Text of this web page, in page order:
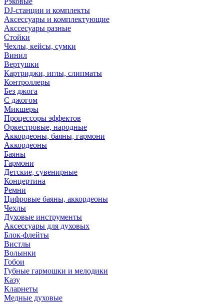
DJ-станции и комплекты
Аксессуары и комплектующие
Акссесуары разные
Стойки
Чехлы, кейсы, сумки
Винил
Вертушки
Картриджи, иглы, слипматы
Контроллеры
Без джога
С джогом
Микшеры
Процессоры эффектов
Оркестровые, народные
Аккордеоны, баяны, гармони
Аккордеоны
Баяны
Гармони
Детские, сувенирные
Концертина
Ремни
Цифровые баяны, аккордеоны
Чехлы
Духовые инструменты
Аксессуары для духовых
Блок-флейты
Вистлы
Волынки
Гобои
Губные гармошки и мелодики
Казу
Кларнеты
Медные духовые